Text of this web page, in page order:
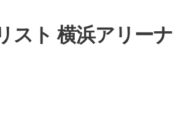
スト 横浜アリーナ